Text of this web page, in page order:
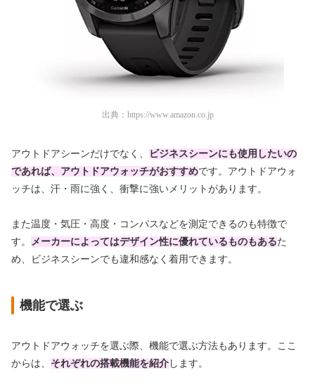
出典： https://www.amazon.co.jp
アウトドアシーンだけでなく、
ビジネスシーンにも使用したいの
であれば、アウトドアウォッチがおすすめです。アウトドアウォ
ッチは、汗・雨に強く、衝撃に強いメリットがあります。
また温度・気圧・高度・コンパスなどを測定できるのも特徴で
す。
メーカーによってはデザイン性に優れているものもあるた
め、ビジネスシーンでも違和感なく着用できます。
機能で選ぶ
アウトドアウォッチを選ぶ際、機能で選ぶ方法もあります。ここ
からは、 それぞれの搭載機能を紹介 します。